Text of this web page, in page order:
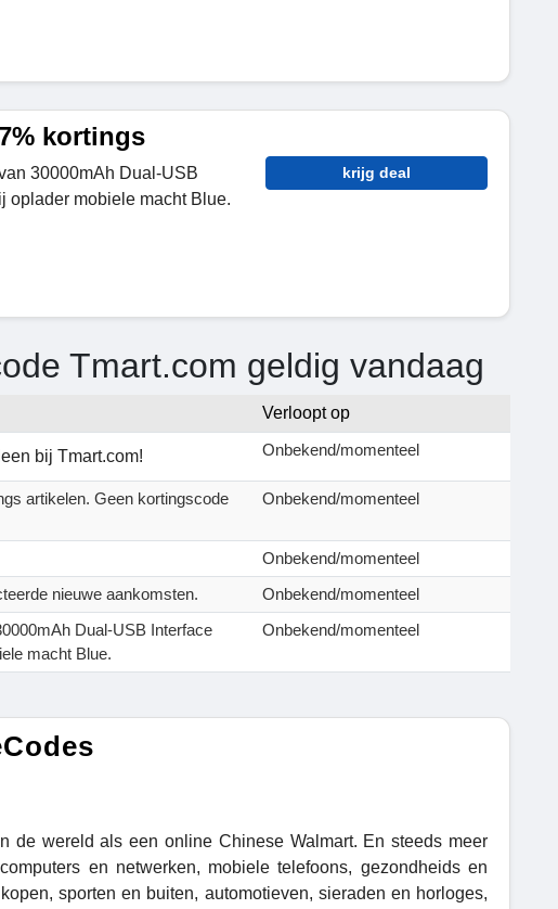
kortings
30000mAh Dual-USB
oplader mobiele macht Blue.
krijg deal
Tmart.com geldig vandaag
Verloopt op
bij Tmart.com! Onbekend/momenteel
artikelen. Geen kortingscode
Onbekend/momenteel
Onbekend/momenteel
nieuwe aankomsten.
Onbekend/momenteel
Dual-USB Interface
macht Blue.
Onbekend/momenteel
de wereld als een online Chinese Walmart. En steeds meer
en netwerken, mobiele telefoons, gezondheids en
sporten en buiten, automotieven, sieraden en horloges,